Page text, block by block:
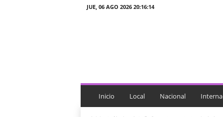
JUE, 06 AGO 2026 20:16:14
c
a
Inicio Local Nacional